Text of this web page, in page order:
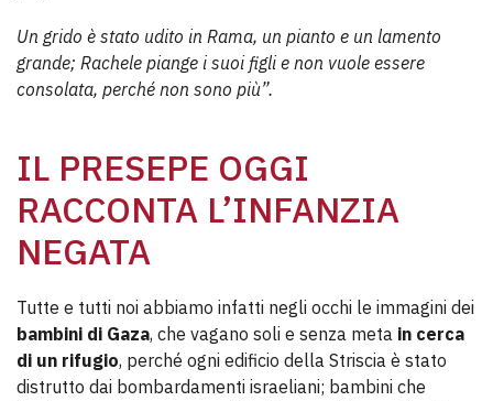
Un grido è stato udito in Rama, un pianto e un lamento
grande; Rachele piange i suoi figli e non vuole essere
consolata, perché non sono più”.
IL PRESEPE OGGI
RACCONTA L’INFANZIA
NEGATA
Tutte e tutti noi abbiamo infatti negli occhi le immagini dei
bambini di Gaza, che vagano soli e senza meta in cerca
di un rifugio, perché ogni edificio della Striscia è stato
distrutto dai bombardamenti israeliani; bambini che